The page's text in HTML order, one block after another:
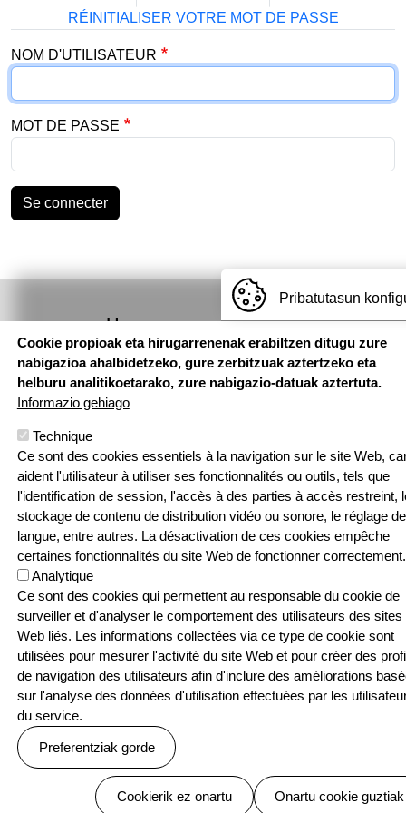
RÉINITIALISER VOTRE MOT DE PASSE
NOM D'UTILISATEUR
MOT DE PASSE
Se connecter
Hemen
aurkituko
gaituzu
KANBO
T: 05 59 52 49
24 | F: 05 59
52 88 87
Sarean
Menu Pied de page
ContactPolitique de confidentialité
Politique relative aux cookies
© SEASKA | Eskubide guztiak bere esku
Pribatutasun
Cookie propioak eta hirugarrenenak erabiltzen ditugu zure
nabigazioa ahalbidetzeko, gure zerbitzuak aztertzeko eta
helburu analitikoetarako, zure nabigazio-datuak aztertuta.
Informazio gehiago
Technique
Ce sont des cookies essentiels à la navigation sur le site Web,
aident l'utilisateur à utiliser ses fonctionnalités ou outils, tels que
l'identification de session, l'accès à des parties à accès restreint,
stockage de contenu de distribution vidéo ou sonore, le réglage
langue, entre autres. La désactivation de ces cookies empêche
certaines fonctionnalités du site Web de fonctionner correctement.
Analytique
Ce sont des cookies qui permettent au responsable du cookie de
surveiller et d'analyser le comportement des utilisateurs des sites
Web liés. Les informations collectées via ce type de cookie sont
utilisées pour mesurer l'activité du site Web et pour créer des
de navigation des utilisateurs afin d'inclure des améliorations
sur l'analyse des données d'utilisation effectuées par les
du service.
Preferentziak gorde
Cookierik ez onartu Onartu cookie guztiak
Baimenak ezeztatu